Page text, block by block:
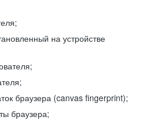
на устройстве
браузера (canvas fingerprint);
браузера;